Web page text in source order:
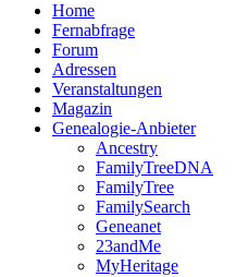
Home
Fernabfrage
Forum
Adressen
Veranstaltungen
Magazin
Genealogie-Anbieter
Ancestry
FamilyTreeDNA
FamilyTree
FamilySearch
Geneanet
23andMe
MyHeritage